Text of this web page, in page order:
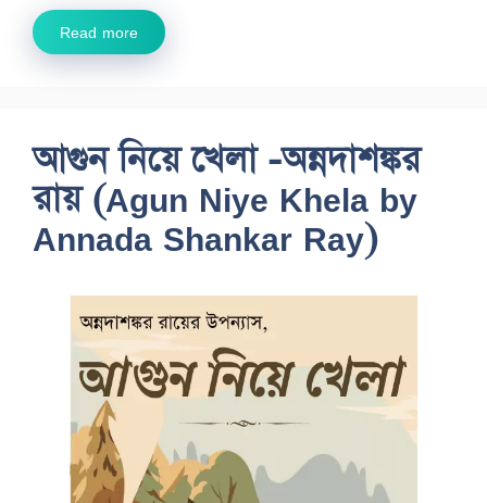
Read more
আগুন নিয়ে খেলা -অন্নদাশঙ্কর
রায় (Agun Niye Khela by
Annada Shankar Ray)